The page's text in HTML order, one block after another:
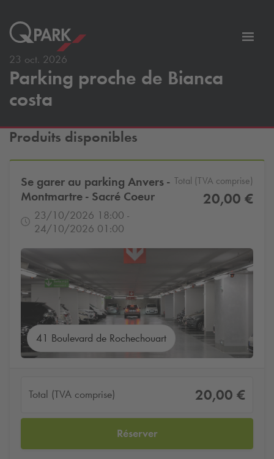
23 oct. 2026
Parking proche de Bianca
costa
Produits disponibles
Se garer au parking Anvers -
Montmartre - Sacré Coeur
23/10/2026 18:00 -
24/10/2026 01:00
Total (TVA comprise)
20,00 €
41 Boulevard de Rochechouart
Total (TVA comprise) 20,00 €
Réserver